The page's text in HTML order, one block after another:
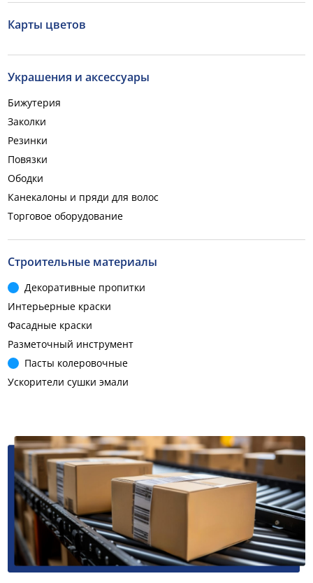
Карты цветов
Украшения и аксессуары
Бижутерия
Заколки
Резинки
Повязки
Ободки
Канекалоны и пряди для волос
Торговое оборудование
Строительные материалы
Декоративные пропитки
Интерьерные краски
Фасадные краски
Разметочный инструмент
Пасты колеровочные
Ускорители сушки эмали